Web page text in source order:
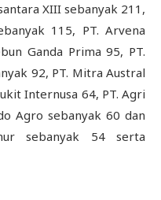
XIII sebanyak 211,
115, PT. Arvena
Ganda Prima 95, PT.
92, PT. Mitra Austral
Internusa 64, PT. Agri
Agro sebanyak 60 dan
sebanyak 54 serta